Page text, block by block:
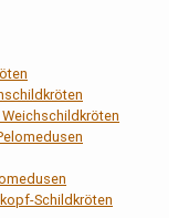
Schildkröten